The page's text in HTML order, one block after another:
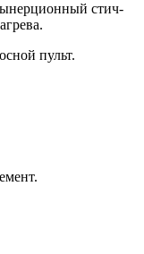
стич-
пульт.